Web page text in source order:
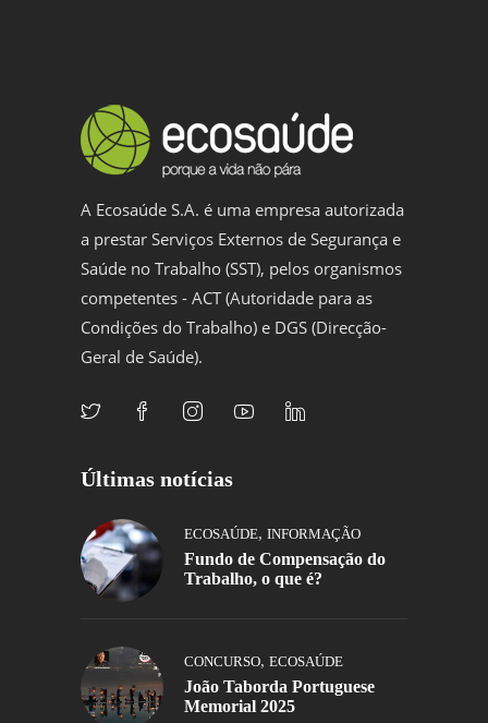
A Ecosaúde S.A. é uma empresa autorizada
a prestar Serviços Externos de Segurança e
Saúde no Trabalho (SST), pelos organismos
competentes - ACT (Autoridade para as
Condições do Trabalho) e DGS (Direcção-
Geral de Saúde).
Últimas notícias
ECOSAÚDE, INFORMAÇÃO
Fundo de Compensação do
Trabalho, o que é?
CONCURSO, ECOSAÚDE
João Taborda Portuguese
Memorial 2025